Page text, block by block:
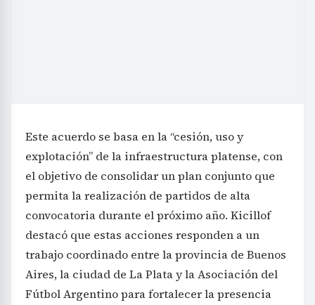
Este acuerdo se basa en la “cesión, uso y
explotación” de la infraestructura platense, con
el objetivo de consolidar un plan conjunto que
permita la realización de partidos de alta
convocatoria durante el próximo año. Kicillof
destacó que estas acciones responden a un
trabajo coordinado entre la provincia de Buenos
Aires, la ciudad de La Plata y la Asociación del
Fútbol Argentino para fortalecer la presencia